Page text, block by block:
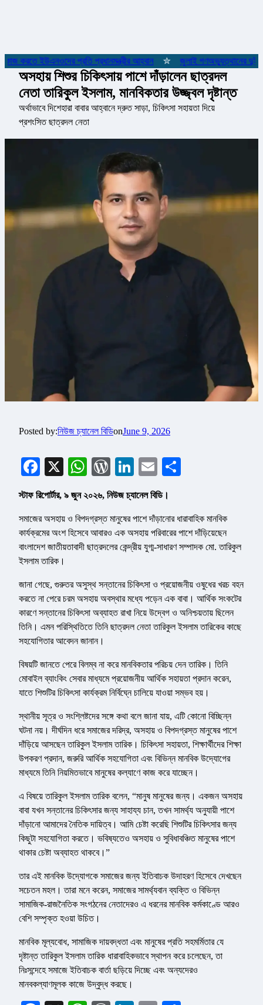
করতে ইউএনওদের প্রতি প্রধানমন্ত্রীর আহ্বান ✮ জুলাই গণঅভ্যুত্থানের দুই
অসহায় শিশুর চিকিৎসায় পাশে দাঁড়ালেন ছাত্রদল
নেতা তারিকুল ইসলাম, মানবিকতার উজ্জ্বল দৃষ্টান্ত
অর্থাভাবে দিশেহারা বাবার আহ্বানে দ্রুত সাড়া, চিকিৎসা সহায়তা দিয়ে
প্রশংসিত ছাত্রদল নেতা
Posted by:নিউজ চ্যানেল বিডিonJune 9, 2026
Facebook
X WhatsApp
WordPress
LinkedIn
Email
স্টাফ রিপোর্টার, ৯ জুন ২০২৬, নিউজ চ্যানেল বিডি।
সমাজের অসহায় ও বিপদগ্রস্ত মানুষের পাশে দাঁড়ানোর ধারাবাহিক মানবিক
কার্যক্রমের অংশ হিসেবে আবারও এক অসহায় পরিবারের পাশে দাঁড়িয়েছেন
বাংলাদেশ জাতীয়তাবাদী ছাত্রদলের কেন্দ্রীয় যুগ্ম-সাধারণ সম্পাদক মো. তারিকুল
ইসলাম তারিক।
জানা গেছে, গুরুতর অসুস্থ সন্তানের চিকিৎসা ও প্রয়োজনীয় ওষুধের খরচ বহন
করতে না পেরে চরম অসহায় অবস্থার মধ্যে পড়েন এক বাবা। আর্থিক সংকটের
কারণে সন্তানের চিকিৎসা অব্যাহত রাখা নিয়ে উদ্বেগ ও অনিশ্চয়তায় ছিলেন
তিনি। এমন পরিস্থিতিতে তিনি ছাত্রদল নেতা তারিকুল ইসলাম তারিকের কাছে
সহযোগিতার আবেদন জানান।
বিষয়টি জানতে পেরে বিলম্ব না করে মানবিকতার পরিচয় দেন তারিক। তিনি
মোবাইল ব্যাংকিং সেবার মাধ্যমে প্রয়োজনীয় আর্থিক সহায়তা প্রদান করেন,
যাতে শিশুটির চিকিৎসা কার্যক্রম নির্বিঘ্নে চালিয়ে যাওয়া সম্ভব হয়।
স্থানীয় সূত্র ও সংশ্লিষ্টদের সঙ্গে কথা বলে জানা যায়, এটি কোনো বিচ্ছিন্ন
ঘটনা নয়। দীর্ঘদিন ধরে সমাজের দরিদ্র, অসহায় ও বিপদগ্রস্ত মানুষের পাশে
দাঁড়িয়ে আসছেন তারিকুল ইসলাম তারিক। চিকিৎসা সহায়তা, শিক্ষার্থীদের শিক্ষা
উপকরণ প্রদান, জরুরি আর্থিক সহযোগিতা এবং বিভিন্ন মানবিক উদ্যোগের
মাধ্যমে তিনি নিয়মিতভাবে মানুষের কল্যাণে কাজ করে যাচ্ছেন।
এ বিষয়ে তারিকুল ইসলাম তারিক বলেন, “মানুষ মানুষের জন্য। একজন অসহায়
বাবা যখন সন্তানের চিকিৎসার জন্য সাহায্য চান, তখন সামর্থ্য অনুযায়ী পাশে
দাঁড়ানো আমাদের নৈতিক দায়িত্ব। আমি চেষ্টা করেছি শিশুটির চিকিৎসার জন্য
কিছুটা সহযোগিতা করতে। ভবিষ্যতেও অসহায় ও সুবিধাবঞ্চিত মানুষের পাশে
থাকার চেষ্টা অব্যাহত থাকবে।”
তার এই মানবিক উদ্যোগকে সমাজের জন্য ইতিবাচক উদাহরণ হিসেবে দেখছেন
সচেতন মহল। তারা মনে করেন, সমাজের সামর্থ্যবান ব্যক্তি ও বিভিন্ন
সামাজিক-রাজনৈতিক সংগঠনের নেতাদেরও এ ধরনের মানবিক কর্মকাণ্ডে আরও
বেশি সম্পৃক্ত হওয়া উচিত।
মানবিক মূল্যবোধ, সামাজিক দায়বদ্ধতা এবং মানুষের প্রতি সহমর্মিতার যে
দৃষ্টান্ত তারিকুল ইসলাম তারিক ধারাবাহিকভাবে স্থাপন করে চলেছেন, তা
নিঃসন্দেহে সমাজে ইতিবাচক বার্তা ছড়িয়ে দিচ্ছে এবং অন্যদেরও
মানবকল্যাণমূলক কাজে উদ্বুদ্ধ করছে।